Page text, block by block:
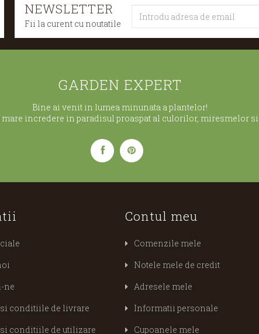
NEWSLETTER
Fii la curent cu noutatile
GARDEN EXPERT
Bine ai venit in lumea minunata a plantelor!
mare incredere in paradisul proaspat al culorilor, miresmelor
ne
conditiile de livrare
conditiile de utilizare
Contul meu
Comenzile mele
Notele mele de credit
Adresele mele
Informatii personale
Cupoanele mele